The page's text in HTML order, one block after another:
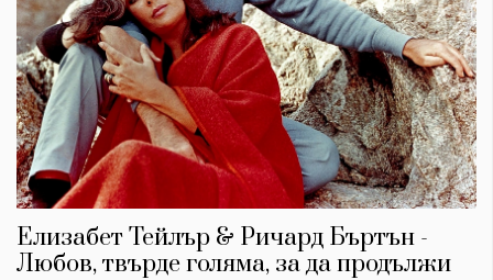
Елизабет Тейлър & Ричард Бъртън -
Любов, твърде голяма, за да продължи